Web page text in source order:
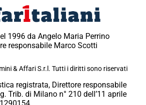
1996 da Angelo Maria Perrino
responsabile Marco Scotti
& Affari S.r.l. Tutti i diritti sono riservati
registrata, Direttore responsabile
Trib. di Milano n° 210 dell’11 aprile